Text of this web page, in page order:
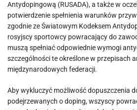
Antydopingową (RUSADA), a także w
potwierdzenie spełnienia warunków
zgodnie ze Światowym Kodeksem
rosyjscy sportowcy powracający do
muszą spełniać odpowiednie wymogi
szczególności te określone w przepisach
międzynarodowych federacji.
Aby wykluczyć możliwość dopuszczenia
podejrzewanych o doping, wszyscy